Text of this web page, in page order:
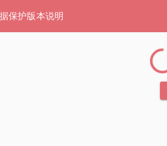
保护版本说明